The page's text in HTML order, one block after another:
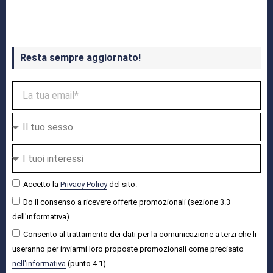
Resta sempre aggiornato!
Accetto la Privacy Policydel sito.
Do il consenso a ricevere offerte promozionali (sezione 3.3
dell'informativa).
Consento al trattamento dei dati per la comunicazione a terzi che li
useranno per inviarmi loro proposte promozionali come precisato
nell'informativa (punto 4.1).